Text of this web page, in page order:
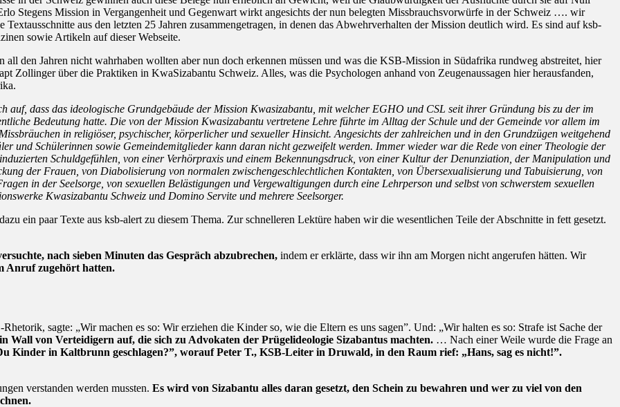
Stegens Mission in Vergangenheit und Gegenwart wirkt angesichts der nun belegten Missbrauchsvorwürfe in der Schweiz …. wir
aus den letzten 25 Jahren zusammengetragen, in denen das Abwehrverhalten der Mission deutlich wird. Es sind auf ksb-
sowie Artikeln auf dieser Webseite.
den Jahren nicht wahrhaben wollten aber nun doch erkennen müssen und was die KSB-Mission in Südafrika rundweg abstreitet, hier
Zollinger über die Praktiken in KwaSizabantu Schweiz. Alles, was die Psychologen anhand von Zeugenaussagen hier herausfanden,
auf, dass das ideologische Grundgebäude der Mission Kwasizabantu, mit welcher EGHO und CSL seit ihrer Gründung bis zu der im
Bedeutung hatte. Die von der Mission Kwasizabantu vertretene Lehre führte im Alltag der Schule und der Gemeinde vor allem im
in religiöser, psychischer, körperlicher und sexueller Hinsicht. Angesichts der zahlreichen und in den Grundzügen weitgehend
und Schülerinnen sowie Gemeindemitglieder kann daran nicht gezweifelt werden. Immer wieder war die Rede von einer Theologie der
Schuldgefühlen, von einer Verhörpraxis und einem Bekennungsdruck, von einer Kultur der Denunziation, der Manipulation und
der Frauen, von Diabolisierung von normalen zwischengeschlechtlichen Kontakten, von Übersexualisierung und Tabuisierung, von
in der Seelsorge, von sexuellen Belästigungen und Vergewaltigungen durch eine Lehrperson und selbst von schwerstem sexuellen
Kwasizabantu Schweiz und Domino Servite und mehrere Seelsorger.
ein paar Texte aus ksb-alert zu diesem Thema. Zur schnelleren Lektüre haben wir die wesentlichen Teile der Abschnitte in fett gesetzt.
nach sieben Minuten das Gespräch abzubrechen, indem er erklärte, dass wir ihn am Morgen nicht angerufen hätten. Wir
Anruf zugehört hatten.
sagte: „Wir machen es so: Wir erziehen die Kinder so, wie die Eltern es uns sagen”. Und: „Wir halten es so: Strafe ist Sache der
Wall von Verteidigern auf, die sich zu Advokaten der Prügelideologie Sizabantus machten. … Nach einer Weile wurde die Frage an
Kinder in Kaltbrunn geschlagen?”, worauf Peter T., KSB-Leiter in Druwald, in den Raum rief: „Hans, sag es nicht!”.
verstanden werden mussten. Es wird von Sizabantu alles daran gesetzt, den Schein zu bewahren und wer zu viel von den